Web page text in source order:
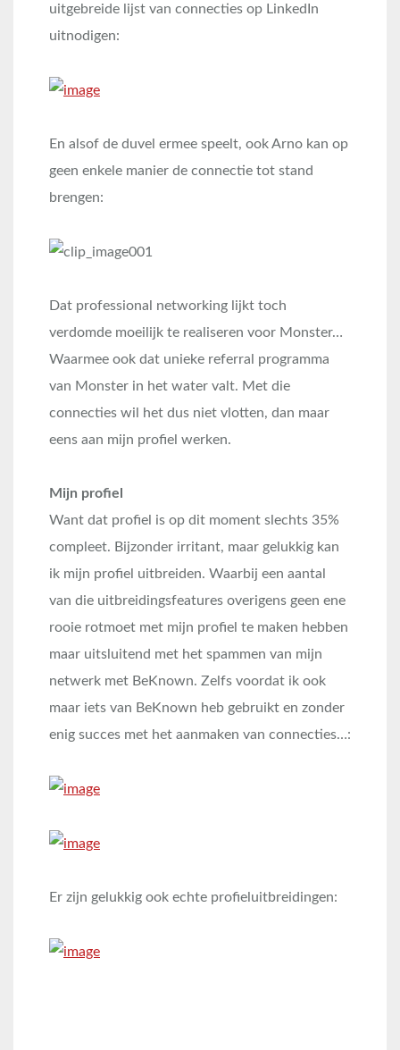
uitgebreide lijst van connecties op LinkedIn
uitnodigen:
En alsof de duvel ermee speelt, ook Arno kan op
geen enkele manier de connectie tot stand
brengen:
Dat professional networking lijkt toch
verdomde moeilijk te realiseren voor Monster…
Waarmee ook dat unieke referral programma
van Monster in het water valt. Met die
connecties wil het dus niet vlotten, dan maar
eens aan mijn profiel werken.
Mijn profiel
Want dat profiel is op dit moment slechts 35%
compleet. Bijzonder irritant, maar gelukkig kan
ik mijn profiel uitbreiden. Waarbij een aantal
van die uitbreidingsfeatures overigens geen ene
rooie rotmoet met mijn profiel te maken hebben
maar uitsluitend met het spammen van mijn
netwerk met BeKnown. Zelfs voordat ik ook
maar iets van BeKnown heb gebruikt en zonder
enig succes met het aanmaken van connecties…:
Er zijn gelukkig ook echte profieluitbreidingen: